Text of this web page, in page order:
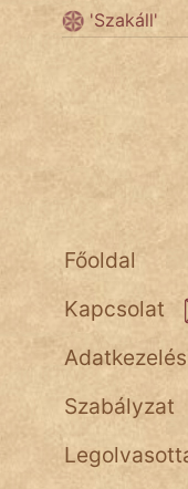
Jób Gedeon
vörös ördög
NapHold
Név nélkül
pszichopati
szegény legény
Hoffer Botond
'Szakáll'
Főoldal
Kapcsolat
Szabályzat